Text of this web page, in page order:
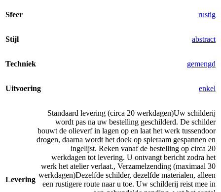
Sfeer rustig
Stijl abstract
Techniek gemengd
Uitvoering enkel
Levering
Standaard levering (circa 20 werkdagen)Uw schilderij
wordt pas na uw bestelling geschilderd. De schilder
bouwt de olieverf in lagen op en laat het werk tussendoor
drogen, daarna wordt het doek op spieraam gespannen en
ingelijst. Reken vanaf de bestelling op circa 20
werkdagen tot levering. U ontvangt bericht zodra het
werk het atelier verlaat., Verzamelzending (maximaal 30
werkdagen)Dezelfde schilder, dezelfde materialen, alleen
een rustigere route naar u toe. Uw schilderij reist mee in